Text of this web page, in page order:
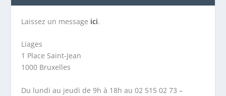
Laissez un message ici.
Liages
1 Place Saint-Jean
1000 Bruxelles
Du lundi au jeudi de 9h à 18h au 02 515 02 73 –